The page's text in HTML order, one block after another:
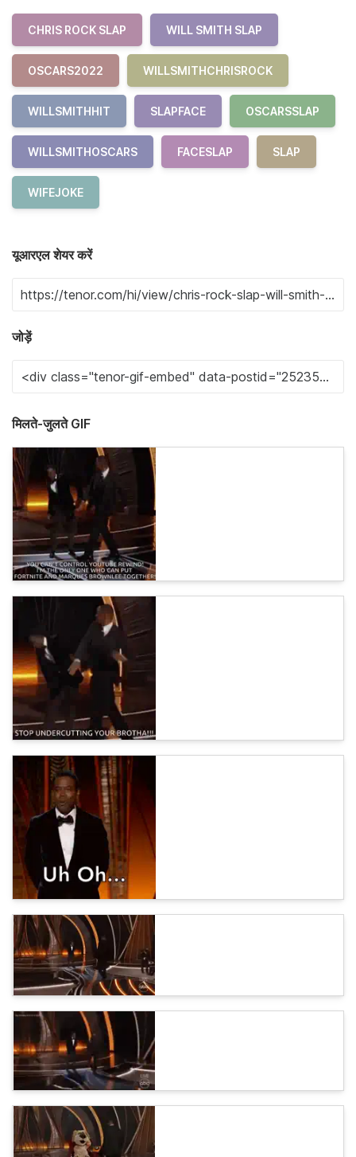
CHRIS ROCK SLAP WILL SMITH SLAP
OSCARS2022 WILLSMITHCHRISROCK
WILLSMITHHIT SLAPFACE OSCARSSLAP
WILLSMITHOSCARS FACESLAP SLAP
WIFEJOKE
यूआरएल शेयर करें
जोड़ें
मिलते-जुलते GIF